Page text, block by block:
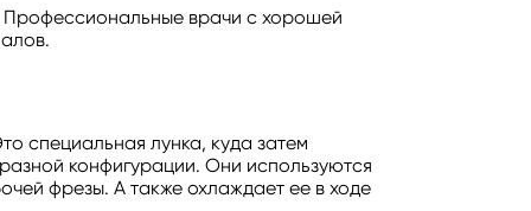
Профессиональные врачи с хорошей
специальная лунка, куда затем
конфигурации. Они используются
фрезы. А также охлаждает ее в ходе